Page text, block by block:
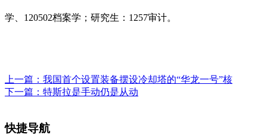
学、120502档案学；研究生：1257审计。
上一篇： 我国首个设置装备摆设冷却塔的“华龙一号”核
下一篇： 特斯拉是手动仍是从动
快捷导航